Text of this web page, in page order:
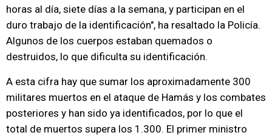
horas al día, siete días a la semana, y participan en el
duro trabajo de la identificación", ha resaltado la Policía.
Algunos de los cuerpos estaban quemados o
destruidos, lo que dificulta su identificación.
A esta cifra hay que sumar los aproximadamente 300
militares muertos en el ataque de Hamás y los combates
posteriores y han sido ya identificados, por lo que el
total de muertos supera los 1.300. El primer ministro